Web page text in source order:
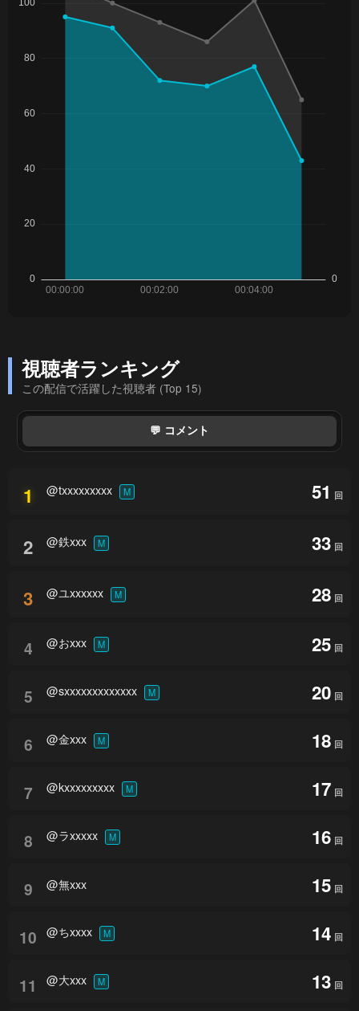
視聴者ランキング
この配信で活躍した視聴者 (Top 15)
💬 コメント
1 @txxxxxxxxx M 51 回
2 @鉄xxx M 33 回
3 @ユxxxxxx M 28 回
4 @おxxx M 25 回
5 @sxxxxxxxxxxxxx M 20 回
6 @金xxx M 18 回
7 @kxxxxxxxxx M 17 回
8 @ラxxxxx M 16 回
9 @無xxx 15 回
10 @ちxxxx M 14 回
11 @大xxx M 13 回